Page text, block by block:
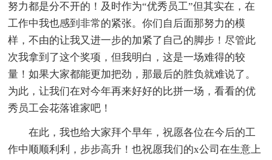
努力都是分不开的！及时作为“优秀员工”但其实在，在
工作中我也感到非常的紧张。你们自后面那努力的模
样，不由的让我又进一步的加紧了自己的脚步！尽管此
次我拿到了这个奖项，但我明白，这是一场难得的较
量！如果大家都能更加把劲，那最后的胜负就难说了。
为此，让我们在对今年再来好好的比拼一场，看看的优
秀员工会花落谁家吧！
在此，我也给大家拜个早年，祝愿各位在今后的工
作中顺顺利利，步步高升！也祝愿我们的x公司在生意上